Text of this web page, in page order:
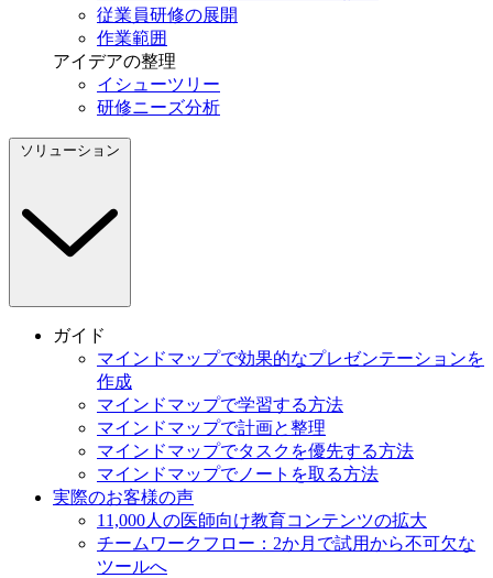
従業員研修の展開
作業範囲
アイデアの整理
イシューツリー
研修ニーズ分析
ソリューション
ガイド
マインドマップで効果的なプレゼンテーションを
作成
マインドマップで学習する方法
マインドマップで計画と整理
マインドマップでタスクを優先する方法
マインドマップでノートを取る方法
実際のお客様の声
11,000人の医師向け教育コンテンツの拡大
チームワークフロー：2か月で試用から不可欠な
ツールへ